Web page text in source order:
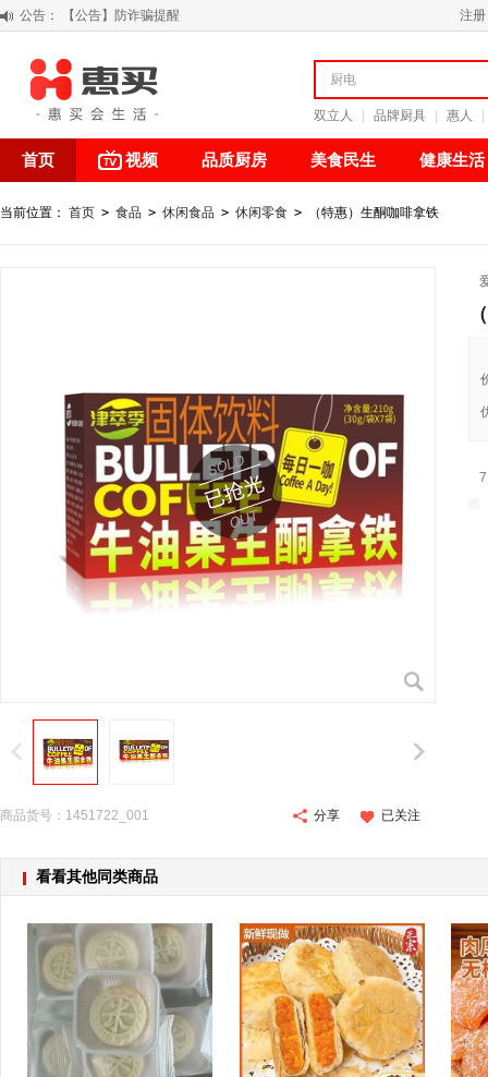
公告：
【公告】防诈骗提醒
阳春三月 惠买带你感受第一颗黄果柑的清新甘甜
关于假冒我公司“惠买小程序“的声明
注册
双立人 品牌厨具 惠人
首页 视频 品质厨房 美食民生 健康生活
当前位置： 首页 > 食品 > 休闲食品 > 休闲零食 > （特惠）生酮咖啡拿铁
商品货号：1451722_001 分享 已关注
看看其他同类商品